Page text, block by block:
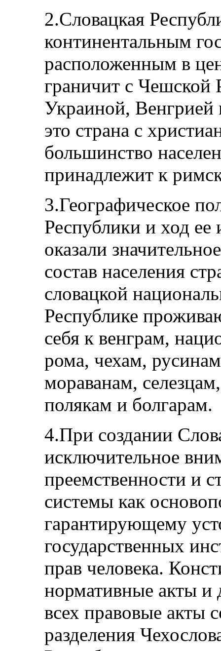
2.Словацкая
континентальным
расположенным в
граничит с Чешской
Украиной, Венгрией
это страна с
большинство
принадлежит к
3.Географическое
Республики и ход ее
оказали
состав населения
словацкой
Республике
себя к венграм,
рома, чехам,
мораванам,
полякам и болгарам.
4.При создании
исключительное
преемственности и
системы как
гарантирующему
государственных
прав человека.
нормативные акты и
всех правовые акты
разделения